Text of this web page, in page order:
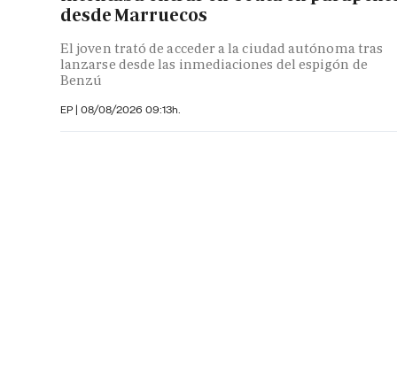
desde Marruecos
El joven trató de acceder a la ciudad autónoma tras
lanzarse desde las inmediaciones del espigón de
Benzú
EP | 08/08/2026 09:13h.